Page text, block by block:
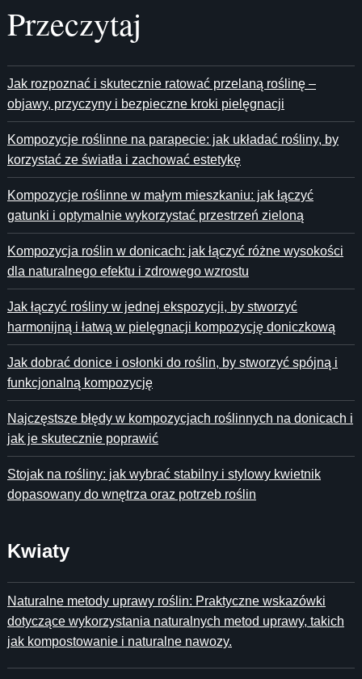
Przeczytaj
Jak rozpoznać i skutecznie ratować przelaną roślinę –
objawy, przyczyny i bezpieczne kroki pielęgnacji
Kompozycje roślinne na parapecie: jak układać rośliny, by
korzystać ze światła i zachować estetykę
Kompozycje roślinne w małym mieszkaniu: jak łączyć
gatunki i optymalnie wykorzystać przestrzeń zieloną
Kompozycja roślin w donicach: jak łączyć różne wysokości
dla naturalnego efektu i zdrowego wzrostu
Jak łączyć rośliny w jednej ekspozycji, by stworzyć
harmonijną i łatwą w pielęgnacji kompozycję doniczkową
Jak dobrać donice i osłonki do roślin, by stworzyć spójną i
funkcjonalną kompozycję
Najczęstsze błędy w kompozycjach roślinnych na donicach i
jak je skutecznie poprawić
Stojak na rośliny: jak wybrać stabilny i stylowy kwietnik
dopasowany do wnętrza oraz potrzeb roślin
Kwiaty
Naturalne metody uprawy roślin: Praktyczne wskazówki
dotyczące wykorzystania naturalnych metod uprawy, takich
jak kompostowanie i naturalne nawozy.